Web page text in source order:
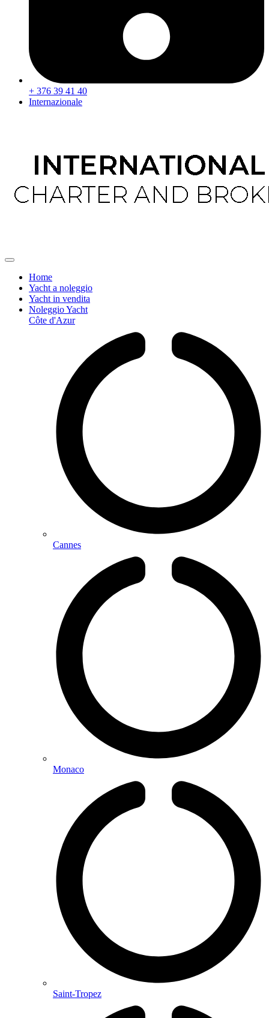
+ 376 39 41 40
Internazionale
Home
Yacht a noleggio
Yacht in vendita
Noleggio Yacht
Côte d'Azur
Cannes
Monaco
Saint-Tropez